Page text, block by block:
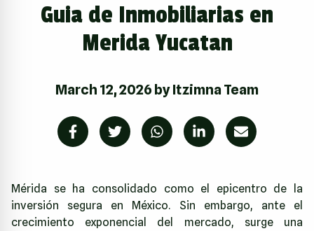
Guia de Inmobiliarias en
Merida Yucatan
March 12, 2026 byItzimna Team
Mérida se ha consolidado como el epicentro de la
inversión segura en México. Sin embargo, ante el
crecimiento exponencial del mercado, surge una